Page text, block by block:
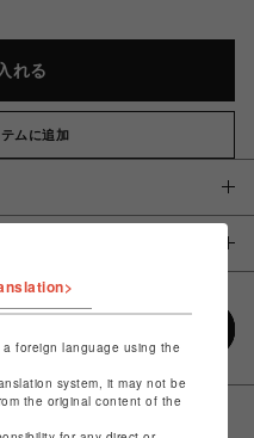
れる
ムに追加
foreign language using the
system, it may not be
the original content of the